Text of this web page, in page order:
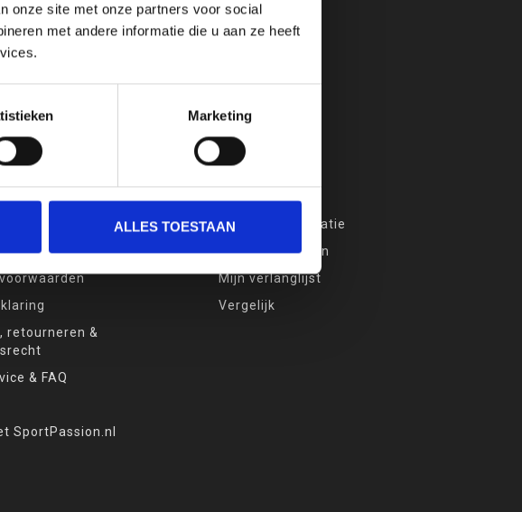
onze site met onze partners voor social
met andere informatie die u aan ze heeft
Marketing
ALLES TOESTAAN
retourneren &
& FAQ
SportPassion.nl
MIJN ACCOUNT
Account informatie
Mijn bestellingen
Mijn verlanglijst
Vergelijk